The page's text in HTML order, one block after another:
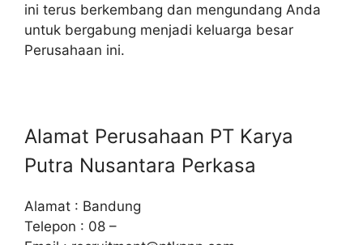
ini terus berkembang dan mengundang Anda
untuk bergabung menjadi keluarga besar
Perusahaan ini.
Alamat Perusahaan PT Karya
Putra Nusantara Perkasa
Alamat : Bandung
Telepon : 08 –